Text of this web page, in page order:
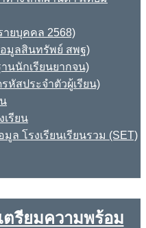
ายบุคคล 2568)
อมูลสินทรัพย์ สพฐ)
นนักเรียนยากจน)
หัสประจำตัวผู้เรียน)
เรียน
ล โรงเรียนเรียนรวม (SET)
ตรียมความพร้อม